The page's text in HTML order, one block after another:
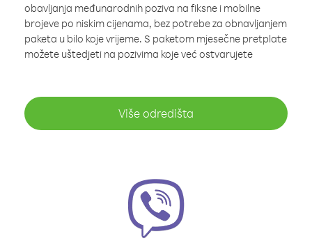
obavljanja međunarodnih poziva na fiksne i mobilne
brojeve po niskim cijenama, bez potrebe za obnavljanjem
paketa u bilo koje vrijeme. S paketom mjesečne pretplate
možete uštedjeti na pozivima koje već ostvarujete
Više odredišta